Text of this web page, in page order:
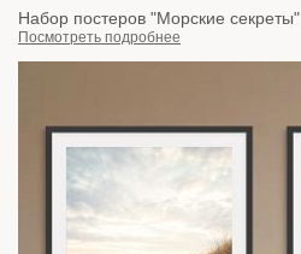
Набор постеров "Морские секреты"
Посмотреть подробнее